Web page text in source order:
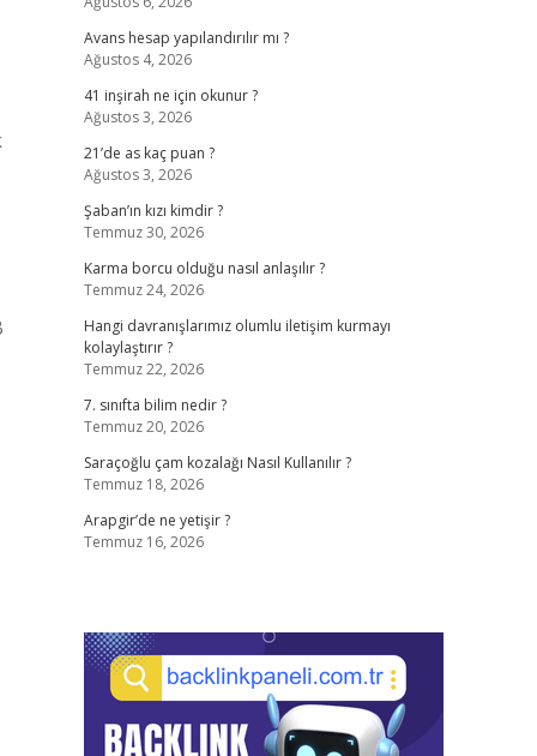
Avans hesap yapılandırılır mı ?
Ağustos 4, 2026
41 inşirah ne için okunur ?
Ağustos 3, 2026
21’de as kaç puan ?
Ağustos 3, 2026
Şaban’ın kızı kimdir ?
Temmuz 30, 2026
Karma borcu olduğu nasıl anlaşılır ?
Temmuz 24, 2026
Hangi davranışlarımız olumlu iletişim kurmayı
kolaylaştırır ?
Temmuz 22, 2026
7. sınıfta bilim nedir ?
Temmuz 20, 2026
Saraçoğlu çam kozalağı Nasıl Kullanılır ?
Temmuz 18, 2026
Arapgir’de ne yetişir ?
Temmuz 16, 2026